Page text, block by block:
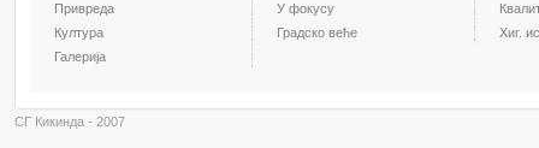
Привреда
Култура
Галерија
У фокусу
Градско веће
Хиг.
СГ Кикинда - 2007